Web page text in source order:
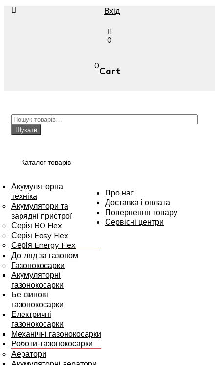
Вхід
0
0Cart
Шукати:
Шукати
Каталог товарів
Переглянути
Про нас
Доставка і оплата
Повернення товару
Сервісні центри
Акумуляторна
техніка
Акумулятори та
зарядні пристрої
Серія BO Flex
Серія Easy Flex
Серія Energy Flex
Догляд за газоном
Газонокосарки
Акумуляторні
газонокосарки
Бензинові
газонокосарки
Електричні
газонокосарки
Механічні газонокосарки
Роботи-газонокосарки
Аератори